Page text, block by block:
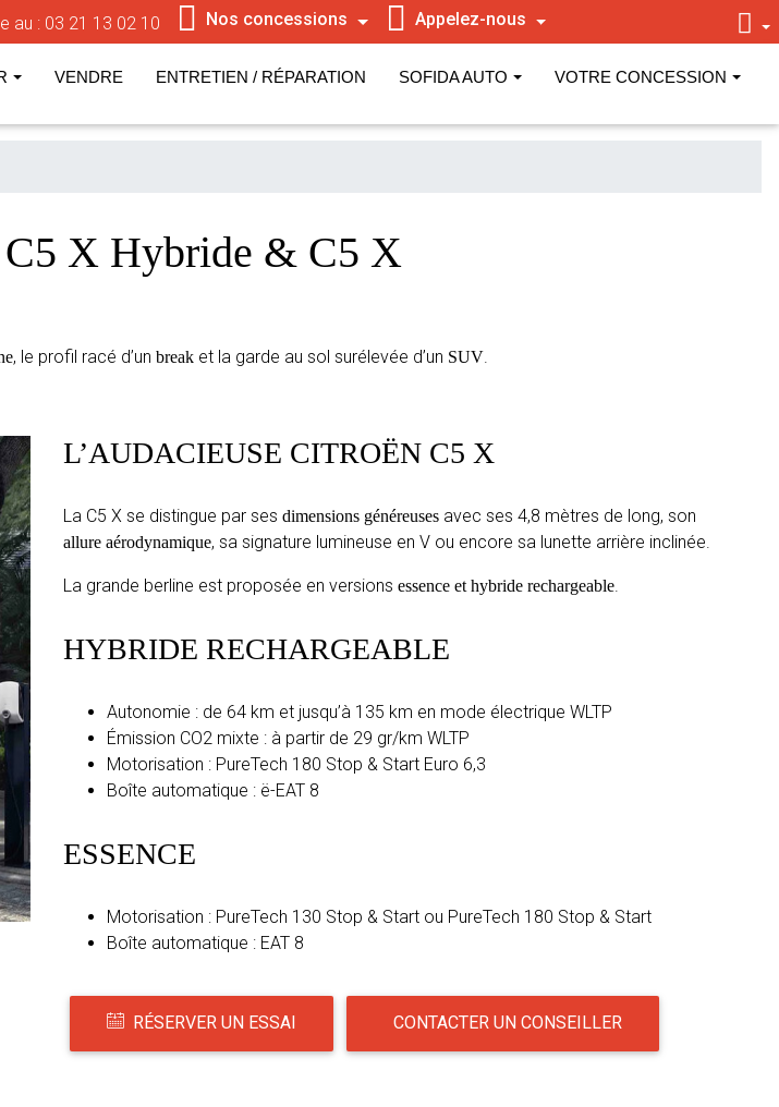
au : 03 21 13 02 10 Nos concessions Appelez-nous
VENDRE ENTRETIEN / RÉPARATION SOFIDA AUTO VOTRE CONCESSION
X Hybride & C5 X
, le profil racé d’un break et la garde au sol surélevée d’un SUV.
L’AUDACIEUSE CITROËN C5 X
La C5 X se distingue par ses dimensions généreuses avec ses 4,8 mètres de long, son
allure aérodynamique, sa signature lumineuse en V ou encore sa lunette arrière inclinée.
La grande berline est proposée en versions essence et hybride rechargeable.
HYBRIDE RECHARGEABLE
Autonomie : de 64 km et jusqu’à 135 km en mode électrique WLTP
Émission CO2 mixte : à partir de 29 gr/km WLTP
Motorisation : PureTech 180 Stop & Start Euro 6,3
Boîte automatique : ë-EAT 8
ESSENCE
Motorisation : PureTech 130 Stop & Start ou PureTech 180 Stop & Start
Boîte automatique : EAT 8
RÉSERVER UN ESSAI CONTACTER UN CONSEILLER